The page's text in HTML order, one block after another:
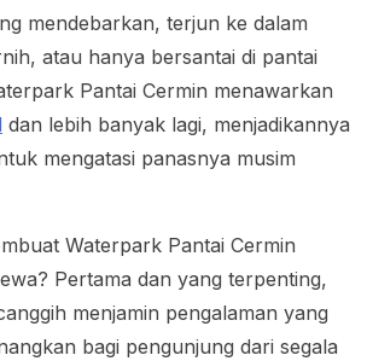
mendebarkan, terjun ke dalam
atau hanya bersantai di pantai
Pantai Cermin menawarkan
dan lebih banyak lagi, menjadikannya
mengatasi panasnya musim
Waterpark Pantai Cermin
Pertama dan yang terpenting,
menjamin pengalaman yang
bagi pengunjung dari segala